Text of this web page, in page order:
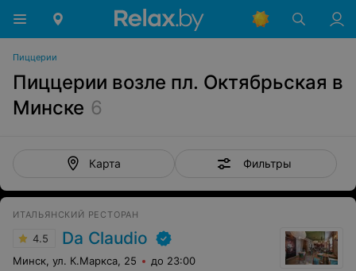
Пиццерии
Пиццерии возле пл. Октябрьская в
Минске 6
Карта Фильтры
ИТАЛЬЯНСКИЙ РЕСТОРАН
4.5 Da Claudio
Минск, ул. К.Маркса, 25 до 23:00